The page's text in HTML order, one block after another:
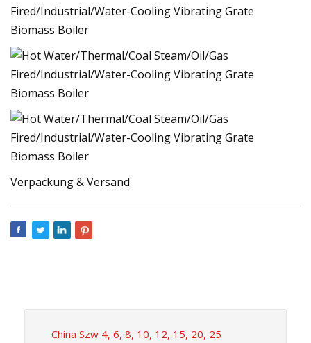
Verpackung & Versand
China Szw 4, 6, 8, 10, 12, 15, 20, 25